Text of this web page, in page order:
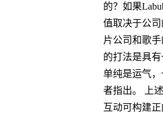
的？如果
值取决于公
片公司和歌
的打法是具
单纯是运气
者指出。 上
互动可构建